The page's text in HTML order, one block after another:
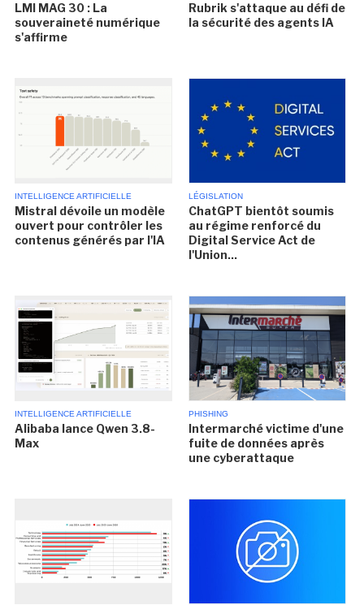
LMI MAG 30 : La
souveraineté numérique
s'affirme
Rubrik s'attaque au défi de
la sécurité des agents IA
INTELLIGENCE ARTIFICIELLE
Mistral dévoile un modèle
ouvert pour contrôler les
contenus générés par l'IA
LÉGISLATION
ChatGPT bientôt soumis
au régime renforcé du
Digital Service Act de
l'Union...
INTELLIGENCE ARTIFICIELLE
Alibaba lance Qwen 3.8-
Max
PHISHING
Intermarché victime d'une
fuite de données après
une cyberattaque